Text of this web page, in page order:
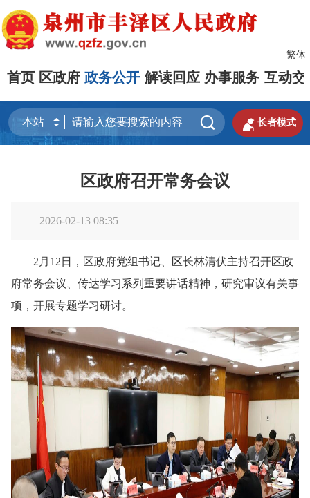
繁体
首页 区政府 政务公开 解读回应 办事服务 互动交
  长者模式
区政府召开常务会议
2026-02-13 08:35
2月12日，区政府党组书记、区长林清伏主持召开区政
府常务会议、传达学习系列重要讲话精神，研究审议有关事
项，开展专题学习研讨。